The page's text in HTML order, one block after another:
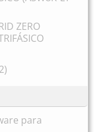
ZERO
para